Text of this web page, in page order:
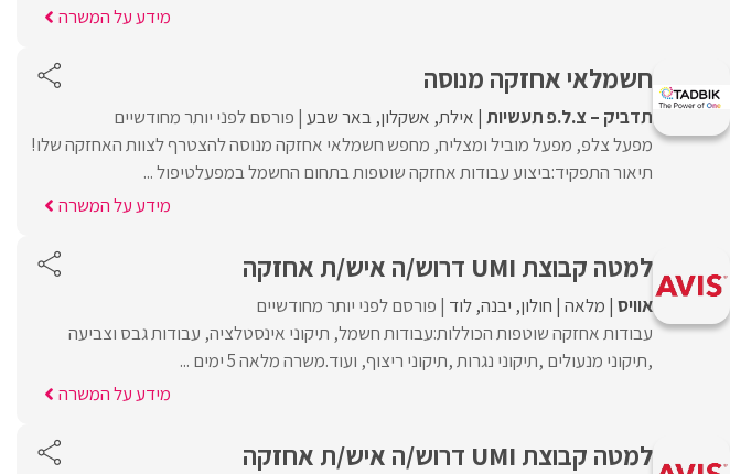
מידע על המשרה
חשמלאי אחזקה מנוסה
תדביק – צ.ל.פ תעשיות אילת אשקלון באר שבע פורסם לפני יותר מחודשיים
מפעל צלפ, מפעל מוביל ומצליח, מחפש חשמלאי אחזקה מנוסה להצטרף לצוות האחזקה שלו!
תיאור התפקיד:ביצוע עבודות אחזקה שוטפות בתחום החשמל במפעלטיפול ...
מידע על המשרה
למטה קבוצת UMI דרוש/ה איש/ת אחזקה
אוויס מלאה חולון יבנה לוד פורסם לפני יותר מחודשיים
עבודות אחזקה שוטפות הכוללות:עבודות חשמל, תיקוני אינסטלציה, עבודות גבס וצביעה
,תיקוני מנעולים ,תיקוני נגרות ,תיקוני ריצוף, ועוד.משרה מלאה 5 ימים ...
מידע על המשרה
למטה קבוצת UMI דרוש/ה איש/ת אחזקה